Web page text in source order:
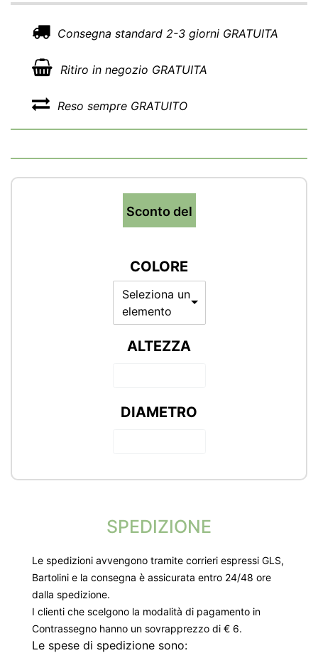
Consegna standard 2-3 giorni GRATUITA
Ritiro in negozio GRATUITA
Reso sempre GRATUITO
Sconto del
COLORE
Seleziona un
elemento
ALTEZZA
DIAMETRO
SPEDIZIONE
Le spedizioni avvengono tramite corrieri espressi GLS,
Bartolini e la consegna è assicurata entro 24/48 ore
dalla spedizione.
I clienti che scelgono la modalità di pagamento in
Contrassegno hanno un sovrapprezzo di € 6.
Le spese di spedizione sono: